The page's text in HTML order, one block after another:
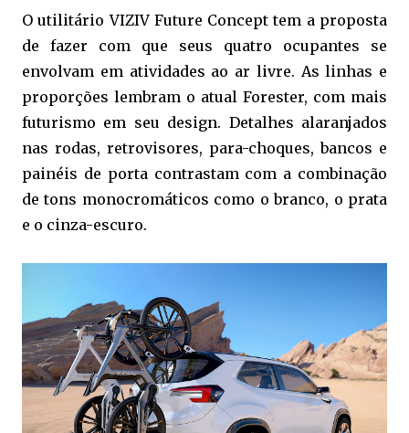
O utilitário VIZIV Future Concept tem a proposta
de fazer com que seus quatro ocupantes se
envolvam em atividades ao ar livre. As linhas e
proporções lembram o atual Forester, com mais
futurismo em seu design. Detalhes alaranjados
nas rodas, retrovisores, para-choques, bancos e
painéis de porta contrastam com a combinação
de tons monocromáticos como o branco, o prata
e o cinza-escuro.